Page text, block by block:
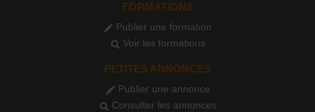
FORMATIONS
Publier une formation
Voir les formations
PETITES ANNONCES
Publier une annonce
Consulter les annonces